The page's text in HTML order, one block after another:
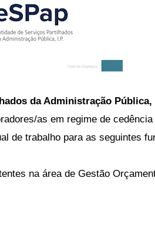
da Administração Pública,
as em regime de
de trabalho para as seguintes
na área de Gestão